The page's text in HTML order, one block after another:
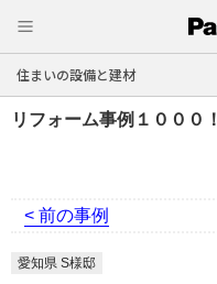
住まいの設備と建材
リフォーム事例１０００！
< 前の事例
愛知県 S様邸